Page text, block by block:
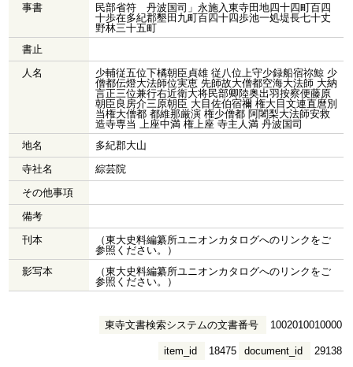
事書
民部省符 丹波国司」永施入東寺田地四十四町百四
十歩在多紀郡墾田九町百四十四歩池一処堤長七十丈
野林三十五町
書止
人名
少輔従五位下橘朝臣貞雄 従八位上守少録船宿祢鯨 少
僧都伝燈大法師位実恵 先師故大僧都空海大法師 大納
言正三位兼行右近衛大将民部卿陸奥出羽按察便藤原
朝臣良房介三原朝臣 大目佐伯宿禰 権大目文連直麿別
当権大僧都 都維那厳演 権少僧都 阿闍梨大法師安救
造寺専当 上座中満 権上座 寺主人満 丹波国司
地名
多紀郡大山
寺社名
綜芸院
その他事項
備考
刊本
（東大史料編纂所ユニオンカタログへのリンクをご
参照ください。）
影写本
（東大史料編纂所ユニオンカタログへのリンクをご
参照ください。）
東寺文書検索システムの文書番号 1002010010000
document_id 29138
item_id 18475